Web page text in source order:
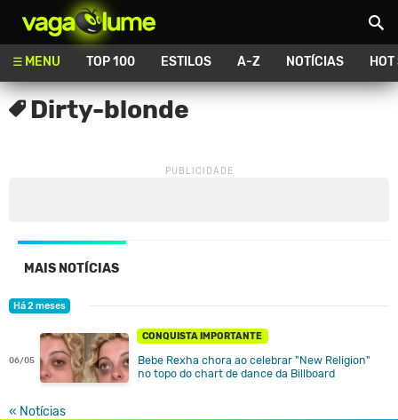
MENU TOP 100 ESTILOS A-Z NOTÍCIAS
Dirty-blonde
MAIS NOTÍCIAS
Há 2 meses
06/05
CONQUISTA IMPORTANTE
Bebe Rexha chora ao celebrar "New Religion"
no topo do chart de dance da Billboard
« Notícias